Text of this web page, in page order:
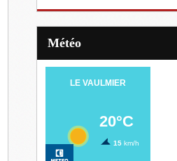
Météo